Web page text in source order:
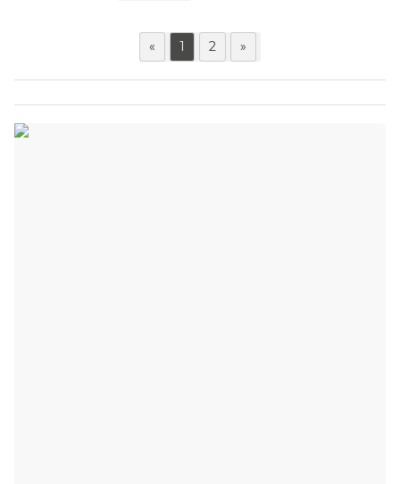
« 1 2 »